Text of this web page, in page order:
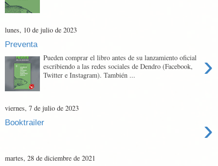
lunes, 10 de julio de 2023
Preventa
›
Pueden comprar el libro antes de su lanzamiento oficial
escribiendo a las redes sociales de Dendro (Facebook,
Twitter e Instagram). También ...
viernes, 7 de julio de 2023
Booktrailer ›
martes, 28 de diciembre de 2021